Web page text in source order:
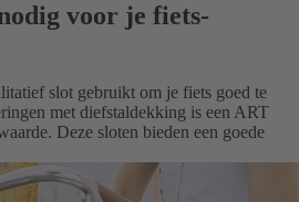
voor je fiets­
slot gebruikt om je fiets goed te
met diefstaldekking is een ART
Deze sloten bieden een goede